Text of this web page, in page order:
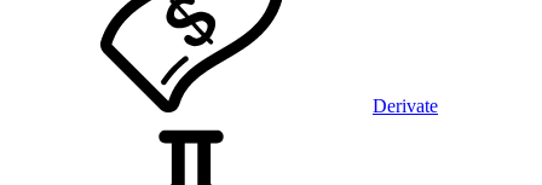
Derivate